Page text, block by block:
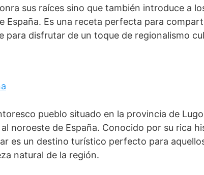
sus raíces sino que también introduce a
España. Es una receta perfecta para
para disfrutar de un toque de regionalismo
pueblo situado en la provincia de
noroeste de España. Conocido por su rica
es un destino turístico perfecto para
natural de la región.